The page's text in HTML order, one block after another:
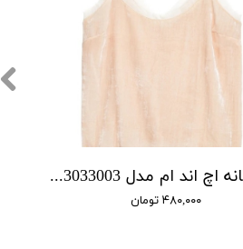
تاپ زنانه اچ اند ام مدل 0503033003
۴۸۰,۰۰۰ تومان